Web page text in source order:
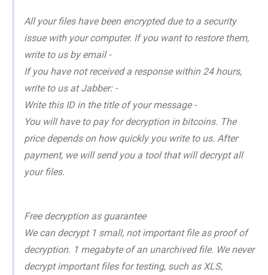
All your files have been encrypted due to a security
issue with your computer. If you want to restore them,
write to us by email -
If you have not received a response within 24 hours,
write to us at Jabber: -
Write this ID in the title of your message -
You will have to pay for decryption in bitcoins. The
price depends on how quickly you write to us. After
payment, we will send you a tool that will decrypt all
your files.
Free decryption as guarantee
We can decrypt 1 small, not important file as proof of
decryption. 1 megabyte of an unarchived file. We never
decrypt important files for testing, such as XLS,